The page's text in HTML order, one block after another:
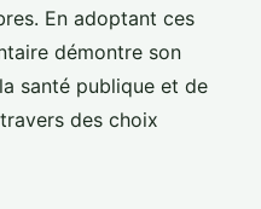
En adoptant ces
démontre son
santé publique et de
des choix